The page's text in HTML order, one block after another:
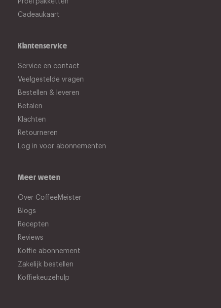
Cadeaukaart
Klantenservice
Service en contact
Veelgestelde vragen
Bestellen & leveren
Betalen
Klachten
Retourneren
Log in voor abonnementen
Meer weten
Over CoffeeMeister
Blogs
Recepten
Reviews
Koffie abonnement
Zakelijk bestellen
Koffiekeuzehulp